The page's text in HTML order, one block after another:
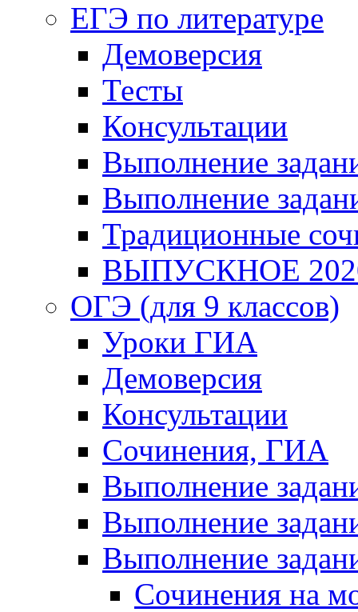
ЕГЭ по литературе
Демоверсия
Тесты
Консультации
Выполнение
Выполнение
Традиционные
ВЫПУСКНОЕ
ОГЭ (для 9 классов)
Уроки ГИА
Демоверсия
Консультации
Сочинения, ГИА
Выполнение
Выполнение
Выполнение
Сочинения на